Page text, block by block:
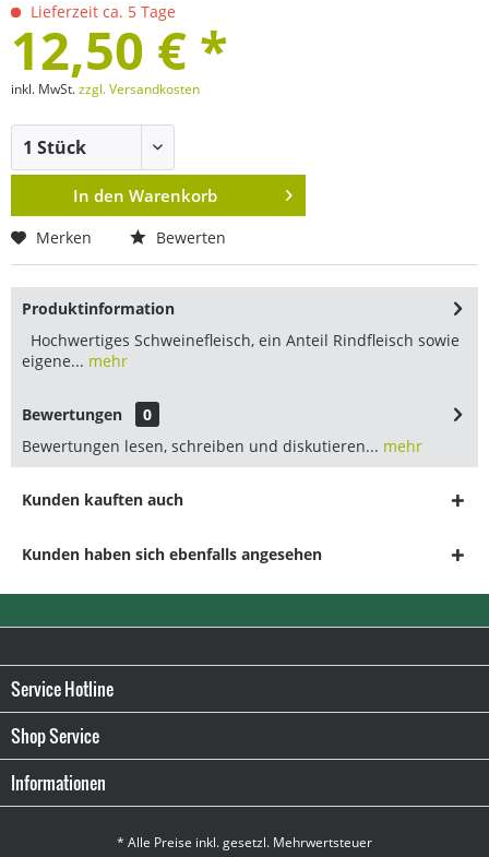
Lieferzeit ca. 5 Tage
12,50 € *
inkl. MwSt.zzgl. Versandkosten
In den Warenkorb
Merken Bewerten
Produktinformation
Hochwertiges Schweinefleisch, ein Anteil Rindfleisch sowie
eigene... mehr
Bewertungen
0
Bewertungen lesen, schreiben und diskutieren... mehr
Kunden kauften auch
Kunden haben sich ebenfalls angesehen
Service Hotline
Shop Service
Informationen
* Alle Preise inkl. gesetzl. Mehrwertsteuer